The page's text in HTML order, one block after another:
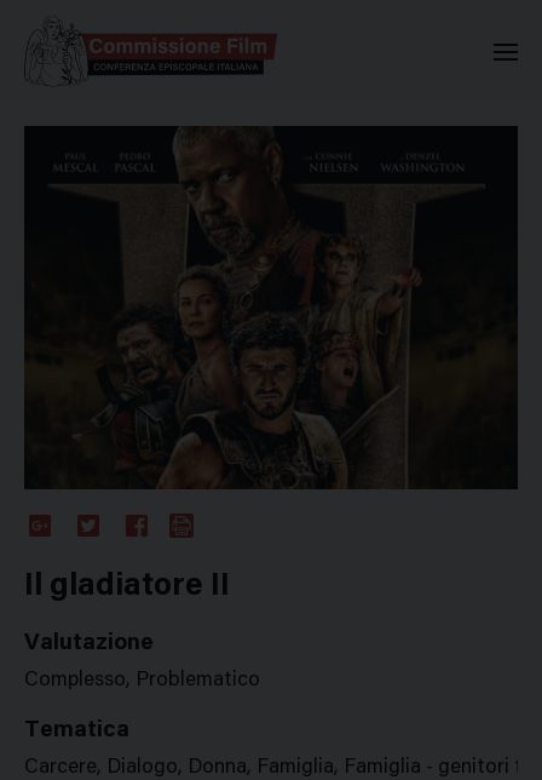
Plus
Il gladiatore II
Valutazione
Complesso, Problematico
Tematica
Carcere, Dialogo, Donna, Famiglia, Famiglia - genitori